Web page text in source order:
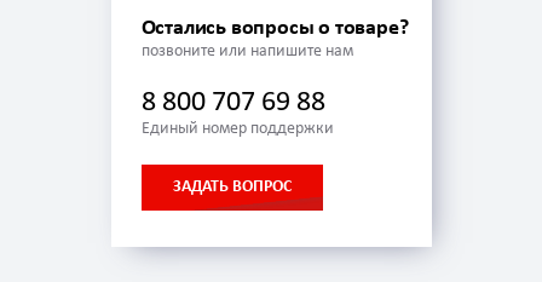
Остались вопросы о товаре?
позвоните или напишите нам
8 800 707 69 88
Единый номер поддержки
ЗАДАТЬ ВОПРОС